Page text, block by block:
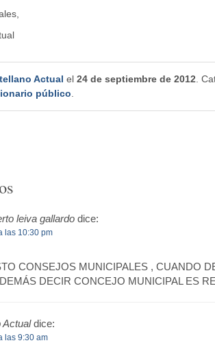
Actual el 24 de septiembre de 2012 .
público
leiva gallardo dice:
las 10:30 pm
CONSEJOS MUNICIPALES , CUANDO
DECIR CONCEJO MUNICIPAL ES
Actual dice:
las 9:30 am